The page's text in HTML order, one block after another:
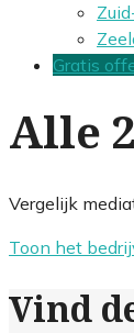
Gratis
Alle
Vergelijk
Toon het
Vind